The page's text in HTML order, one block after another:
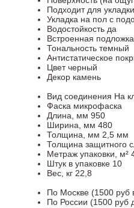
Подходит для
Укладка на пол c
Водостойкость да
Встроенная подложка
Тональность темный
Антистатическое
Цвет черный
Декор камень
Вид соединения На
Фаска микрофаска
Длина, мм 950
Ширина, мм 480
Толщина, мм 2,5 мм
Толщина защитного
Метраж упаковки, м²
Штук в упаковке 10
Вес, кг 22,8
По Москве (1500
По России (1500